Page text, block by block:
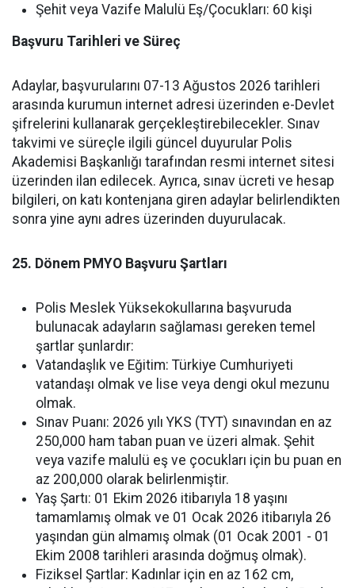
Şehit veya Vazife Malulü Eş/Çocukları: 60 kişi
Başvuru Tarihleri ve Süreç
Adaylar, başvurularını 07-13 Ağustos 2026 tarihleri
arasında kurumun internet adresi üzerinden e-Devlet
şifrelerini kullanarak gerçekleştirebilecekler. Sınav
takvimi ve süreçle ilgili güncel duyurular Polis
Akademisi Başkanlığı tarafından resmi internet sitesi
üzerinden ilan edilecek. Ayrıca, sınav ücreti ve hesap
bilgileri, on katı kontenjana giren adaylar belirlendikten
sonra yine aynı adres üzerinden duyurulacak.
25. Dönem PMYO Başvuru Şartları
Polis Meslek Yüksekokullarına başvuruda
bulunacak adayların sağlaması gereken temel
şartlar şunlardır:
Vatandaşlık ve Eğitim: Türkiye Cumhuriyeti
vatandaşı olmak ve lise veya dengi okul mezunu
olmak.
Sınav Puanı: 2026 yılı YKS (TYT) sınavından en az
250,000 ham taban puan ve üzeri almak. Şehit
veya vazife malulü eş ve çocukları için bu puan en
az 200,000 olarak belirlenmiştir.
Yaş Şartı: 01 Ekim 2026 itibarıyla 18 yaşını
tamamlamış olmak ve 01 Ocak 2026 itibarıyla 26
yaşından gün almamış olmak (01 Ocak 2001 - 01
Ekim 2008 tarihleri arasında doğmuş olmak).
Fiziksel Şartlar: Kadınlar için en az 162 cm,